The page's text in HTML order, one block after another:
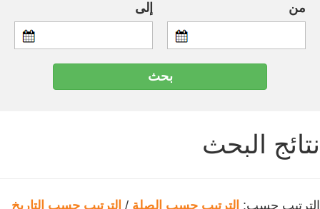
من إلى
نتائج البحث
الترتيب حسب: الترتيب حسب الصلة / الترتيب حسب التاريخ